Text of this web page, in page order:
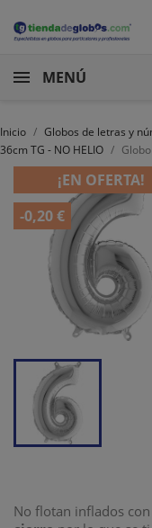
MENÚ
Inicio Globos de letras y
36cm TG - NO HELIO
¡EN OFERTA!
-0,20 €
No flotan inflados